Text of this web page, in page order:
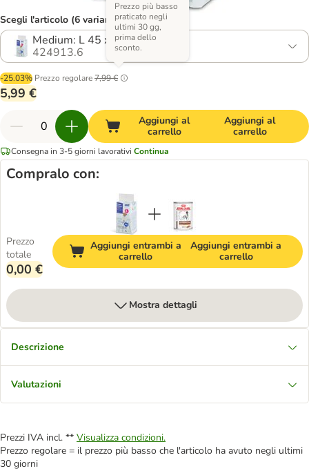
Scegli l'articolo (6 varianti)
Medium: L 45 x P 30 cm, 50 pz
424913.6
-25.03% Prezzo regolare7,99 €
Prezzo più basso
praticato negli
ultimi 30 gg,
prima dello
sconto.
5,99 €
Aggiungi al
carrello
Aggiungi al
carrello
Consegna in 3-5 giorni lavorativi Continua
Compralo con:
Prezzo
totale
0,00 €
Aggiungi entrambi a
carrello
Aggiungi entrambi a
carrello
Mostra dettagli
Descrizione
Valutazioni
Prezzi IVA incl. ** Visualizza condizioni.
Prezzo regolare = il prezzo più basso che l'articolo ha avuto negli ultimi
30 giorni